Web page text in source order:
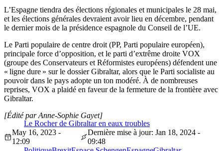
L’Espagne tiendra des élections régionales et municipales le 28 mai,
et les élections générales devraient avoir lieu en décembre, pendant
le dernier mois de la présidence espagnole du Conseil de l’UE.
Le Parti populaire de centre droit (PP, Parti populaire européen),
principale force d’opposition, et le parti d’extrême droite VOX
(groupe des Conservateurs et Réformistes européens) défendent une
« ligne dure » sur le dossier Gibraltar, alors que le Parti socialiste au
pouvoir dans le pays adopte un ton modéré. À de nombreuses
reprises, VOX a plaidé en faveur de la fermeture de la frontière avec
Gibraltar.
Le Rocher de Gibraltar en eaux troubles
[Édité par Anne-Sophie Gayet]
May 16, 2023 -
12:09
Dernière mise à jour: Jan 18, 2024 -
09:48